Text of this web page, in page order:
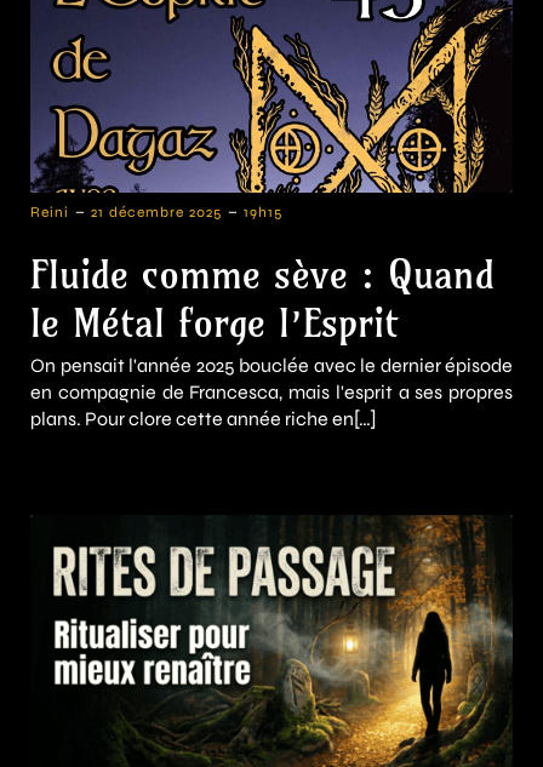
Reini - 21 décembre 2025 - 19h15
Fluide comme sève : Quand
le Métal forge l’Esprit
On pensait l'année 2025 bouclée avec le dernier épisode
en compagnie de Francesca, mais l'esprit a ses propres
plans. Pour clore cette année riche en[…]